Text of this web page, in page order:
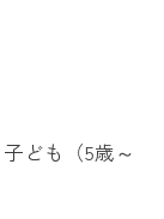
ども（5歳～